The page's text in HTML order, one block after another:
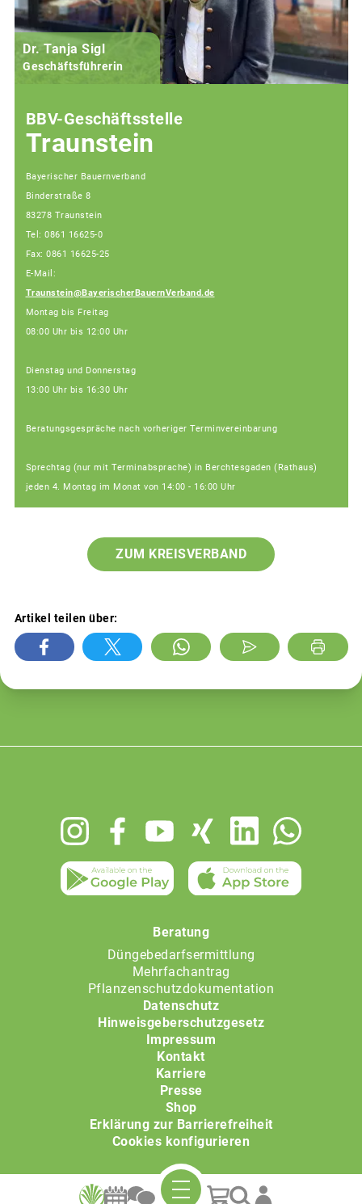
Dr. Tanja Sigl
Geschäftsführerin
BBV-Geschäftsstelle
Traunstein
Bayerischer Bauernverband
Binderstraße 8
83278 Traunstein
Tel: 0861 16625-0
Fax: 0861 16625-25
E-Mail:
Traunstein@BayerischerBauernVerband.de
Montag bis Freitag
08:00 Uhr bis 12:00 Uhr
Dienstag und Donnerstag
13:00 Uhr bis 16:30 Uhr
Beratungsgespräche nach vorheriger Terminvereinbarung
Sprechtag (nur mit Terminabsprache) in Berchtesgaden (Rathaus)
jeden 4. Montag im Monat von 14:00 - 16:00 Uhr
ZUM KREISVERBAND
Artikel teilen über:
Beratung
Düngebedarfsermittlung
Mehrfachantrag
Pflanzenschutzdokumentation
Datenschutz
Hinweisgeberschutzgesetz
Impressum
Kontakt
Karriere
Presse
Shop
Erklärung zur Barrierefreiheit
Cookies konfigurieren